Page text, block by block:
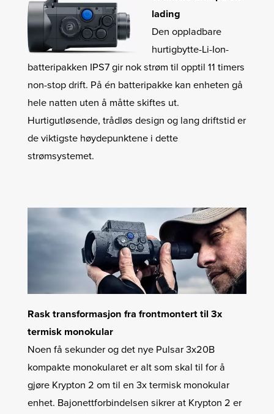
lading
Den oppladbare
hurtigbytte-Li-Ion-
batteripakken IPS7 gir nok strøm til opptil 11 timers
non-stop drift. På én batteripakke kan enheten gå
hele natten uten å måtte skiftes ut.
Hurtigutløsende, trådløs design og lang driftstid er
de viktigste høydepunktene i dette
strømsystemet.
Rask transformasjon fra frontmontert til 3x
termisk monokular
Noen få sekunder og det nye Pulsar 3x20B
kompakte monokularet er alt som skal til for å
gjøre Krypton 2 om til en 3x termisk monokular
enhet. Bajonettforbindelsen sikrer at Krypton 2 er